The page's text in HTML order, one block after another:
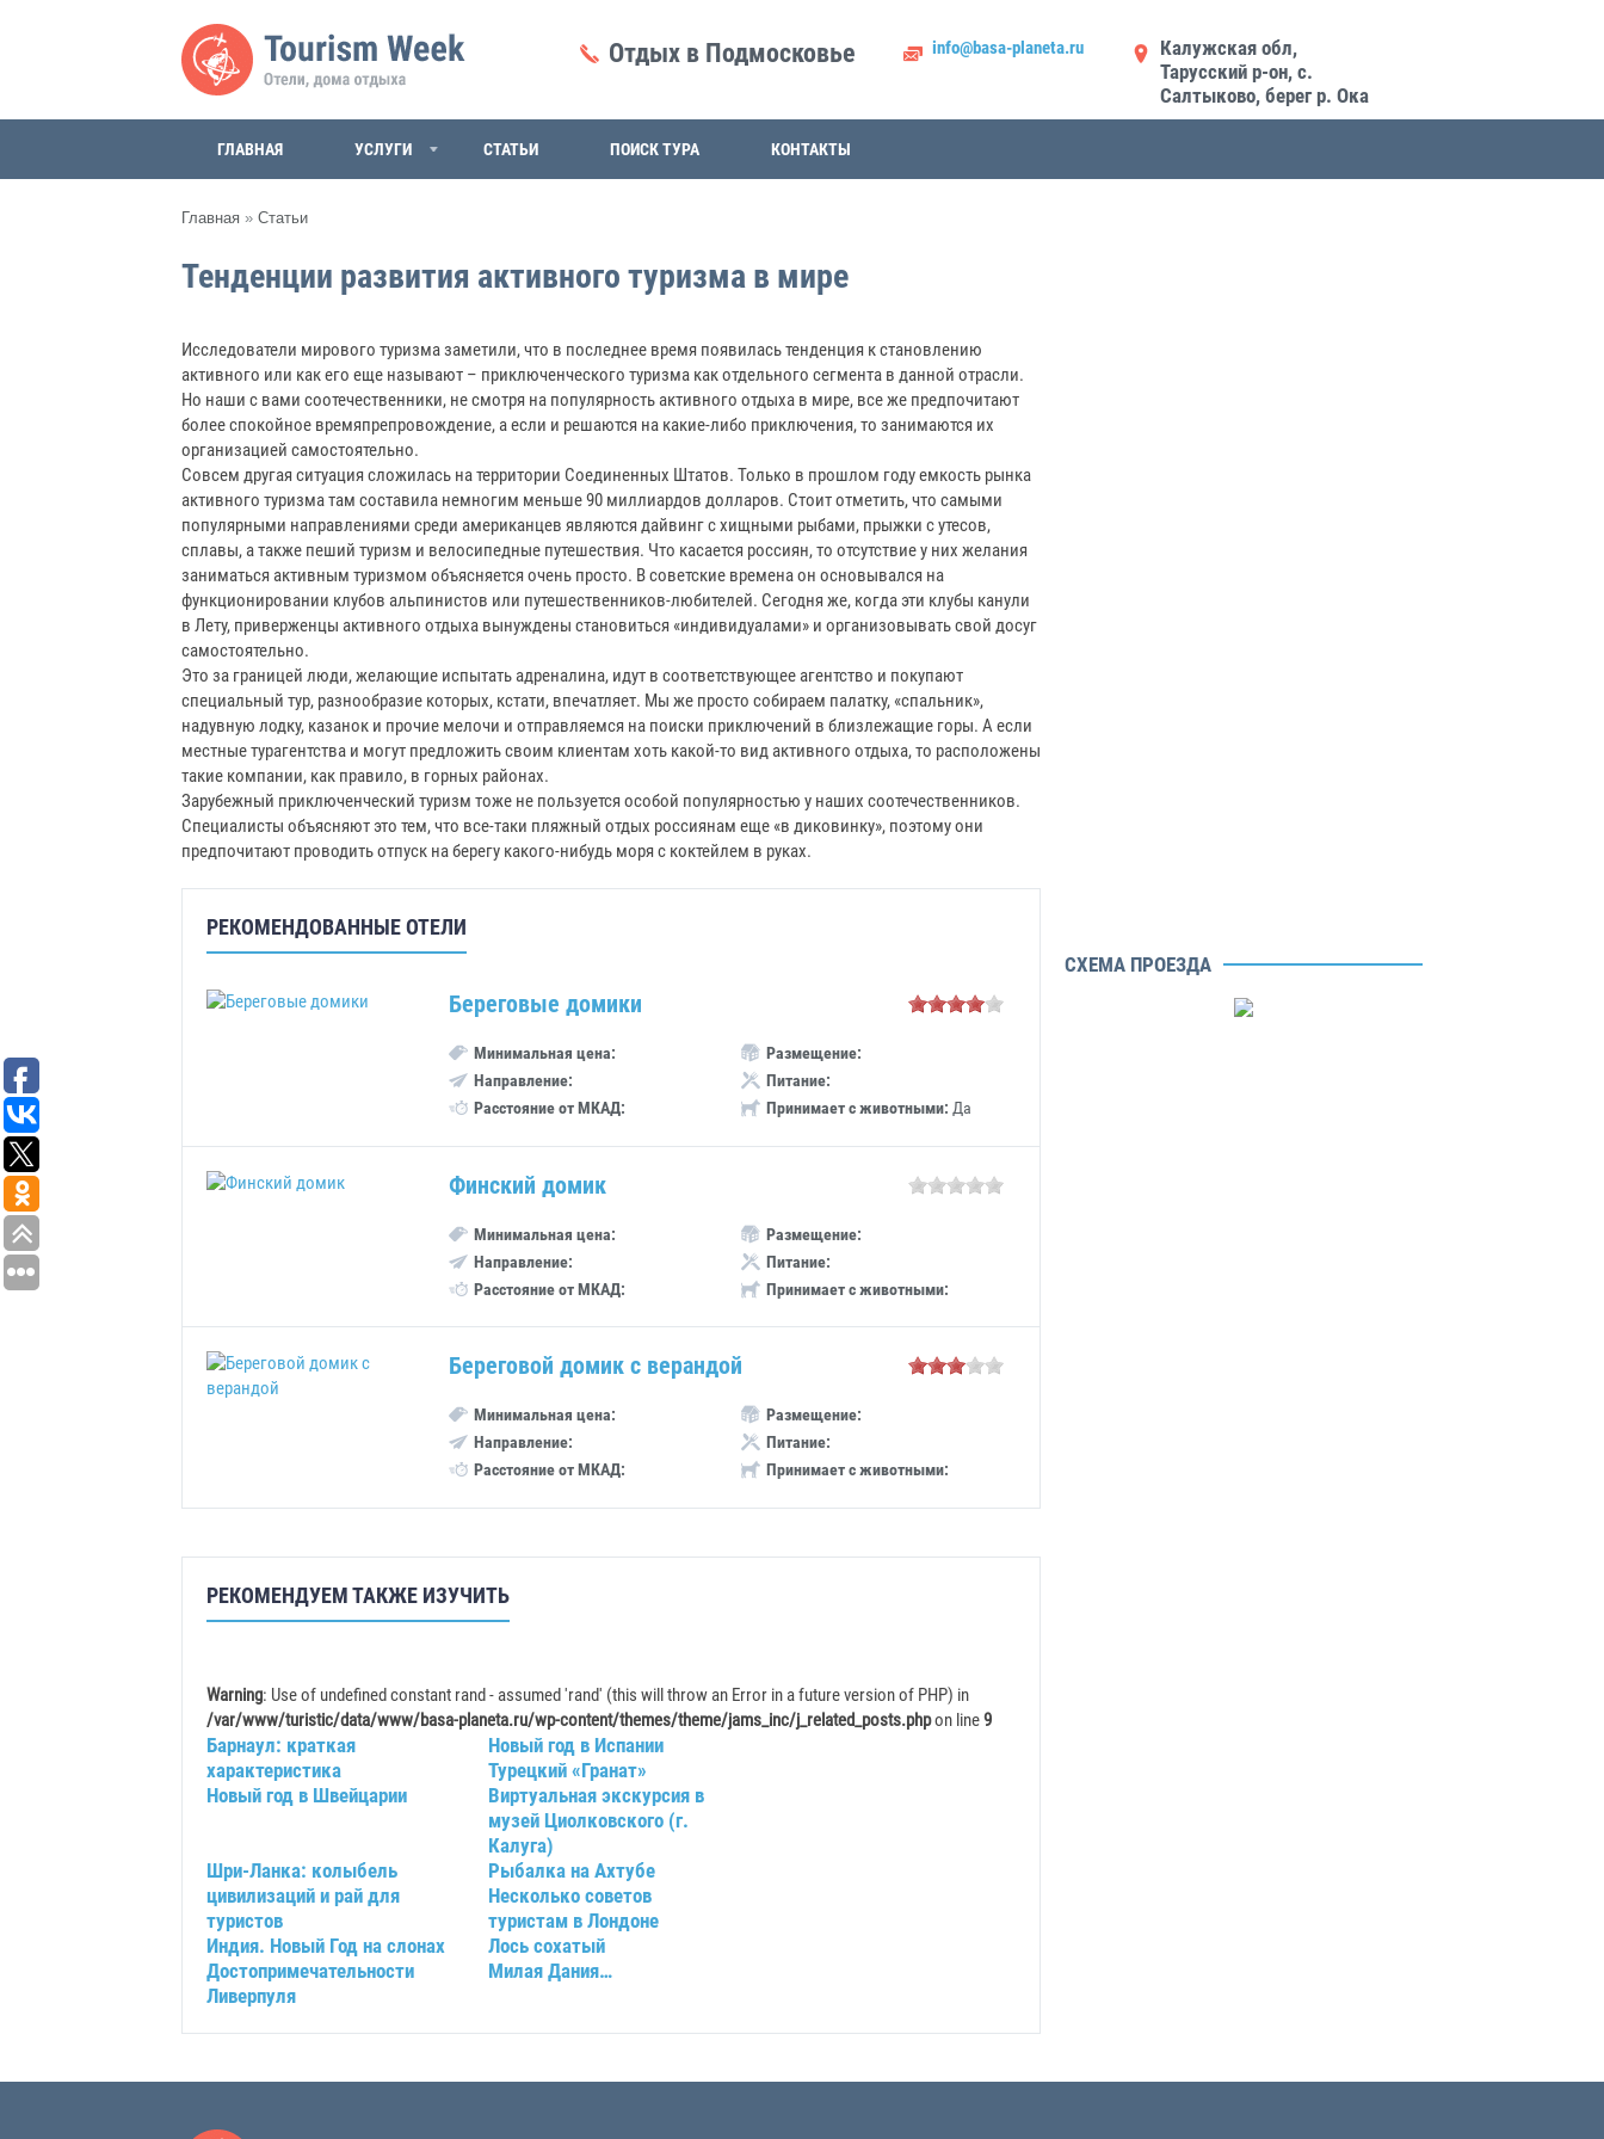
Отдых в Подмосковье info@basa-planeta.ru
Калужская обл,
Тарусский р-он, с.
Салтыково, берег р. Ока
ГЛАВНАЯ УСЛУГИ СТАТЬИ ПОИСК ТУРА КОНТАКТЫ
Главная » Статьи
Тенденции развития активного туризма в мире
Исследователи мирового туризма заметили, что в последнее время появилась тенденция к становлению
активного или как его еще называют – приключенческого туризма как отдельного сегмента в данной отрасли.
Но наши с вами соотечественники, не смотря на популярность активного отдыха в мире, все же предпочитают
более спокойное времяпрепровождение, а если и решаются на какие-либо приключения, то занимаются их
организацией самостоятельно.
Совсем другая ситуация сложилась на территории Соединенных Штатов. Только в прошлом году емкость рынка
активного туризма там составила немногим меньше 90 миллиардов долларов. Стоит отметить, что самыми
популярными направлениями среди американцев являются дайвинг с хищными рыбами, прыжки с утесов,
сплавы, а также пеший туризм и велосипедные путешествия. Что касается россиян, то отсутствие у них желания
заниматься активным туризмом объясняется очень просто. В советские времена он основывался на
функционировании клубов альпинистов или путешественников-любителей. Сегодня же, когда эти клубы канули
в Лету, приверженцы активного отдыха вынуждены становиться «индивидуалами» и организовывать свой досуг
самостоятельно.
Это за границей люди, желающие испытать адреналина, идут в соответствующее агентство и покупают
специальный тур, разнообразие которых, кстати, впечатляет. Мы же просто собираем палатку, «спальник»,
надувную лодку, казанок и прочие мелочи и отправляемся на поиски приключений в близлежащие горы. А если
местные турагентства и могут предложить своим клиентам хоть какой-то вид активного отдыха, то расположены
такие компании, как правило, в горных районах.
Зарубежный приключенческий туризм тоже не пользуется особой популярностью у наших соотечественников.
Специалисты объясняют это тем, что все-таки пляжный отдых россиянам еще «в диковинку», поэтому они
предпочитают проводить отпуск на берегу какого-нибудь моря с коктейлем в руках.
РЕКОМЕНДОВАННЫЕ ОТЕЛИ
Береговые домики
Минимальная цена:
Направление:
Расстояние от МКАД:
Размещение:
Питание:
Принимает с животными: Да
Финский домик
Минимальная цена:
Направление:
Расстояние от МКАД:
Размещение:
Питание:
Принимает с животными:
Береговой домик с верандой
Минимальная цена:
Направление:
Расстояние от МКАД:
Размещение:
Питание:
Принимает с животными:
РЕКОМЕНДУЕМ ТАКЖЕ ИЗУЧИТЬ
Warning: Use of undefined constant rand - assumed 'rand' (this will throw an Error in a future version of PHP) in
/var/www/turistic/data/www/basa-planeta.ru/wp-content/themes/theme/jams_inc/j_related_posts.phpon line9
Барнаул: краткая
характеристика
Новый год в Испании
Турецкий «Гранат»
Новый год в Швейцарии
Виртуальная экскурсия в
музей Циолковского (г.
Калуга)
Шри-Ланка: колыбель
цивилизаций и рай для
туристов
Рыбалка на Ахтубе
Несколько советов
туристам в Лондоне
Индия. Новый Год на слонах
Лось сохатый
Достопримечательности
Ливерпуля
Милая Дания…
СХЕМА ПРОЕЗДА